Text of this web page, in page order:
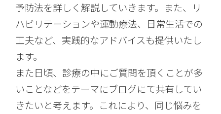
予防法を詳しく解説していきます。また、リ
ハビリテーションや運動療法、日常生活での
工夫など、実践的なアドバイスも提供いたし
ます。
また日頃、診療の中にご質問を頂くことが多
いことなどをテーマにブログにて共有してい
きたいと考えます。これにより、同じ悩みを